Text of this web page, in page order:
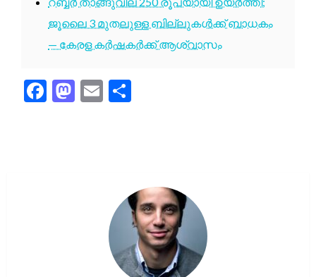
ജൂലൈ 3 മുതലുള്ള ബില്ലുകൾക്ക് ബാധകം
— കേരള കർഷകർക്ക് ആശ്വാസം
Facebook
Mastodon
Email